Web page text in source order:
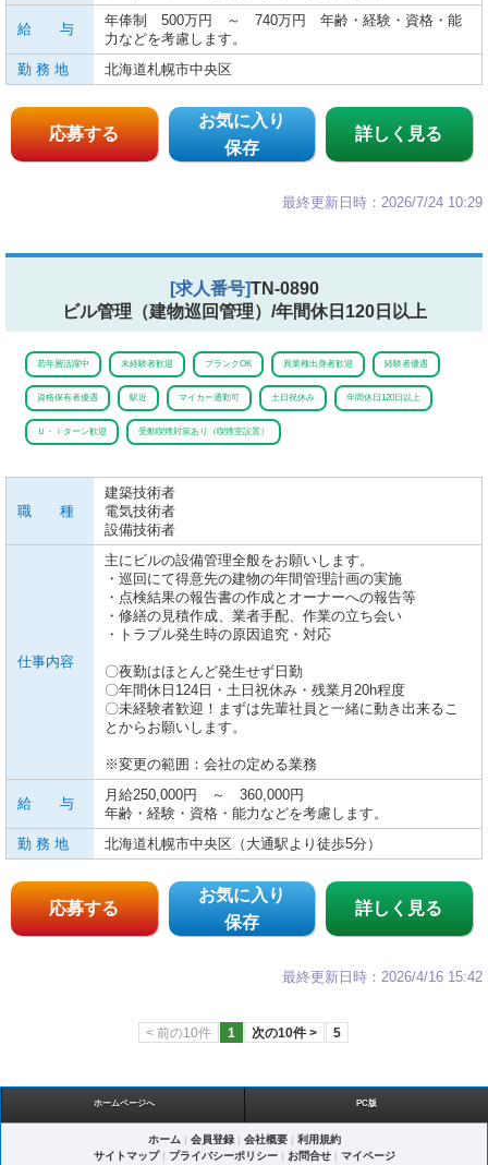
給 与
年俸制 500万円 ～ 740万円 年齢・経験・資格・能
力などを考慮します。
勤 務 地
北海道札幌市中央区
応募する
お気に入り
保存
詳しく見る
最終更新日時：2026/7/24 10:29
[求人番号]TN-0890
ビル管理（建物巡回管理）/年間休日120日以上
若年層活躍中 未経験者歓迎 ブランクOK 異業種出身者歓迎 経験者優遇
資格保有者優遇 駅近 マイカー通勤可 土日祝休み 年間休日120日以上
Ｕ・Ｉターン歓迎 受動喫煙対策あり（喫煙室設置）
職 種
建築技術者
電気技術者
設備技術者
仕事内容
主にビルの設備管理全般をお願いします。
・巡回にて得意先の建物の年間管理計画の実施
・点検結果の報告書の作成とオーナーへの報告等
・修繕の見積作成、業者手配、作業の立ち会い
・トラブル発生時の原因追究・対応
〇夜勤はほとんど発生せず日勤
〇年間休日124日・土日祝休み・残業月20h程度
〇未経験者歓迎！まずは先輩社員と一緒に動き出来るこ
とからお願いします。
※変更の範囲：会社の定める業務
給 与
月給250,000円 ～ 360,000円
年齢・経験・資格・能力などを考慮します。
勤 務 地
北海道札幌市中央区（大通駅より徒歩5分）
応募する
お気に入り
保存
詳しく見る
最終更新日時：2026/4/16 15:42
< 前の10件 1 次の10件 > 5
ホームページへ PC版
ホーム | 会員登録| 会社概要| 利用規約
サイトマップ| プライバシーポリシー| お問合せ| マイページ